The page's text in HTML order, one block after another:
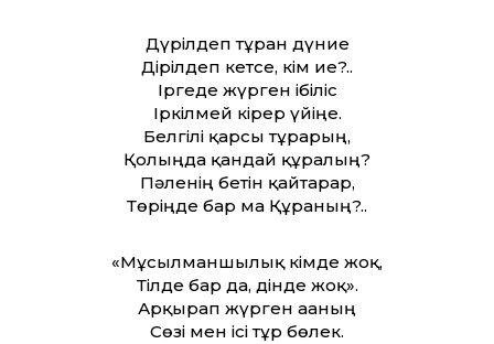
Дүрілдеп тұрған дүние
Дірілдеп кетсе, кім ие?..
Іргеде жүрген ібіліс
Іркілмей кірер үйіңе.
Белгілі қарсы тұрарың,
Қолыңда қандай құралың?
Пәленің бетін қайтарар,
Төріңде бар ма Құраның?..
«Мұсылманшылық кімде жоқ,
Тілде бар да, дінде жоқ».
Арқырап жүрген ағаның
Сөзі мен ісі тұр бөлек.